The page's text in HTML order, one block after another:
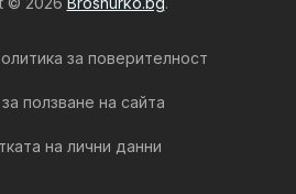
за поверителност
ползване на сайта
на лични данни